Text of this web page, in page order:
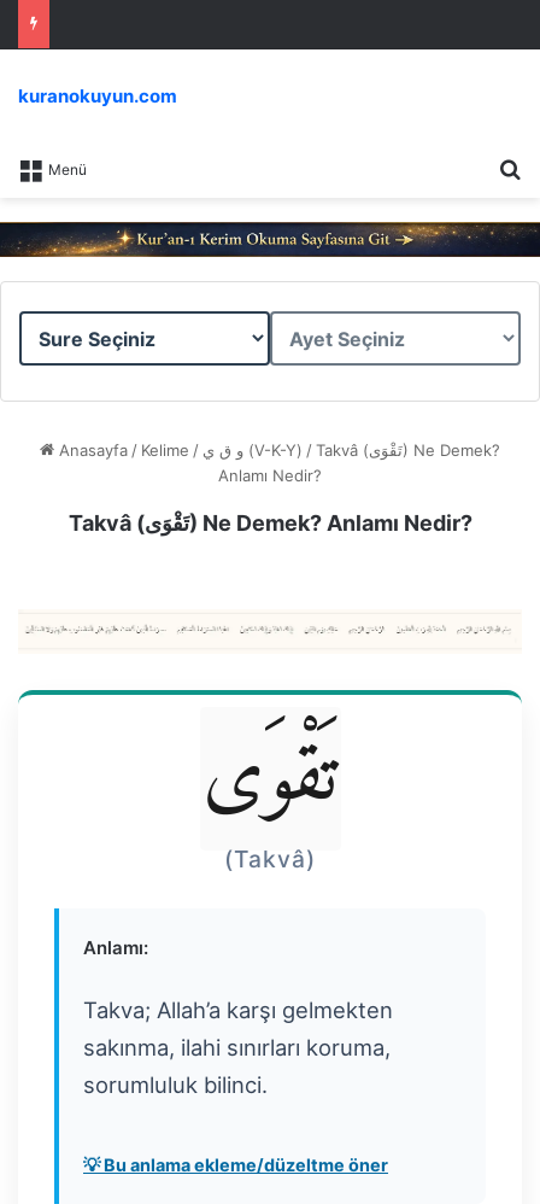
Menü
kuranokuyun.com
Sure
Ayet
Anasayfa / Kelime / و ق ي (V-K-Y) /Takvâ (تَقْوَى) Ne Demek?
Anlamı Nedir?
Takvâ (تَقْوَى) Ne Demek? Anlamı Nedir?
تَقْوَى
(Takvâ)
Anlamı:
Takva; Allah’a karşı gelmekten
sakınma, ilahi sınırları koruma,
sorumluluk bilinci.
💡 Bu anlama ekleme/düzeltme öner